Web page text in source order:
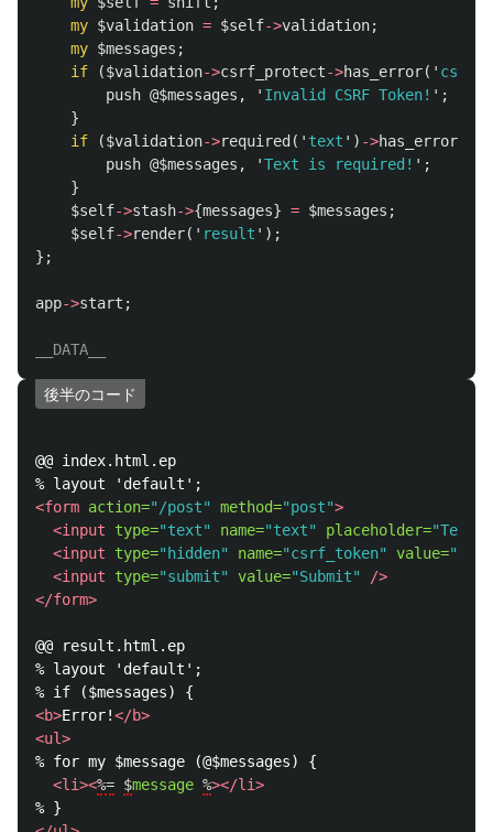
my $validation = $self->validation;
my $messages ;
if
($validation->csrf_protect->has_error('
push @$messages , ' Invalid CSRF Token! ';
}
if
($validation->required (' text ') ->has_error
push @$messages , 'Text is required! ';
}
$self->stash->{messages} = $messages ;
$self->render(' result ');
};
app->start ;
後半のコード
@@ index.html.ep
<form action="/post" method="post">
<input
type="text" name="text" placeholder="Text"
<input
type="hidden" name="csrf_token" value=
<input
type="submit" value="Submit"
/>
</form>
@@ result.html.ep
% layout 'default';
<b>Error!</b>
<ul>
% for my $message (@$messages) {
<li><%= $message %></li>